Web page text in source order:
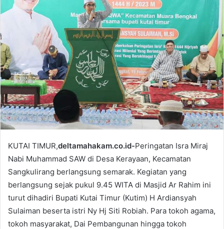
e
m
i
l
KUTAI TIMUR,deltamahakam.co.id-Peringatan Isra Miraj
Nabi Muhammad SAW di Desa Kerayaan, Kecamatan
Sangkulirang berlangsung semarak. Kegiatan yang
berlangsung sejak pukul 9.45 WITA di Masjid Ar Rahim ini
turut dihadiri Bupati Kutai Timur (Kutim) H Ardiansyah
Sulaiman beserta istri Ny Hj Siti Robiah. Para tokoh agama,
tokoh masyarakat, Dai Pembangunan hingga tokoh